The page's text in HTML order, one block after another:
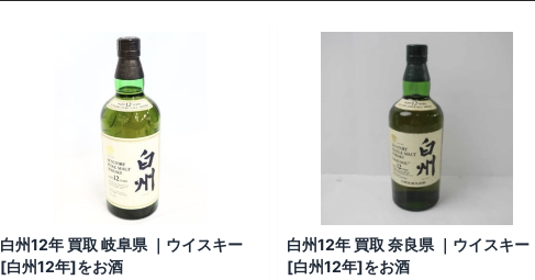
白州12年 買取 岐阜県 ｜ウイスキー
[白州12年]をお酒
白州12年 買取 奈良県 ｜ウイスキー
[白州12年]をお酒